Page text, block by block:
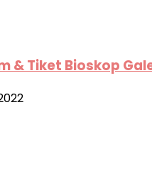
& Tiket Bioskop